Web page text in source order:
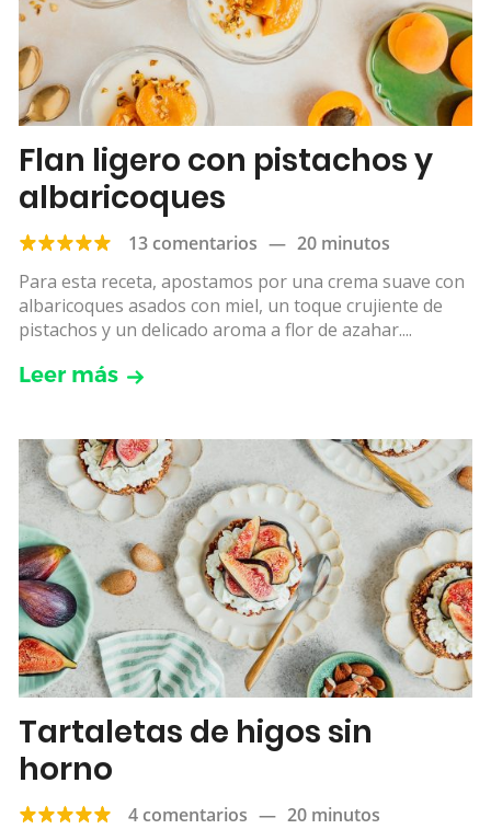
Flan ligero con pistachos y
albaricoques
13 comentarios — 20 minutos
Para esta receta, apostamos por una crema suave con
albaricoques asados con miel, un toque crujiente de
pistachos y un delicado aroma a flor de azahar....
Leer más
Tartaletas de higos sin
horno
4 comentarios — 20 minutos